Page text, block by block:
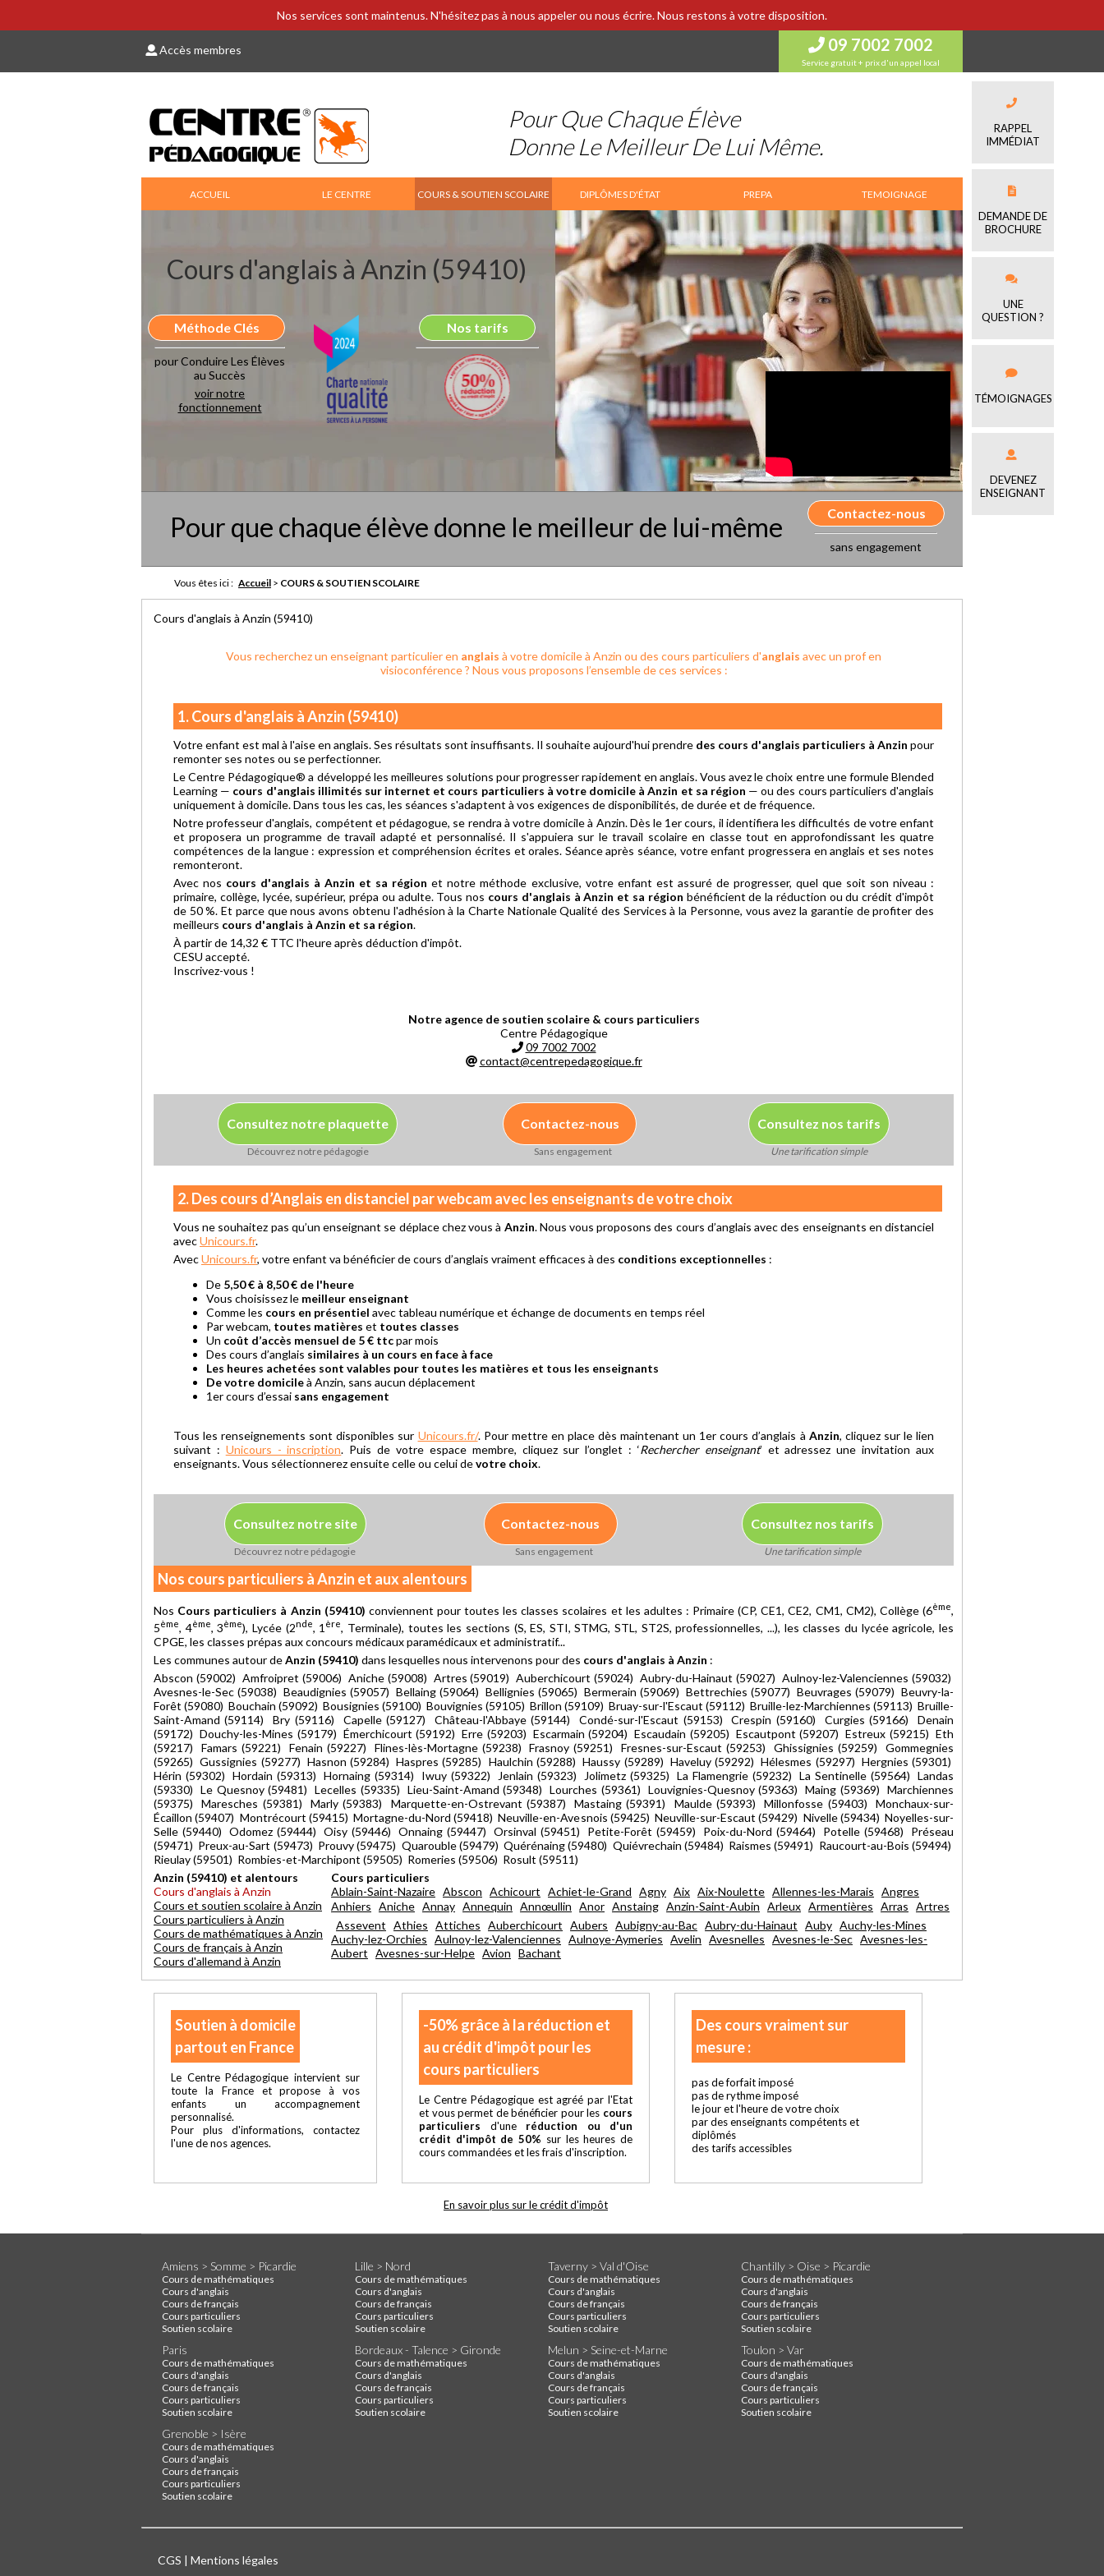
Nos services sont maintenus. N'hésitez pas à nous appeler ou nous écrire. Nous restons à votre disposition.
Accès membres 09 7002 7002
Service gratuit + prix d'un appel local
Pour Que Chaque Élève
Donne Le Meilleur De Lui Même.
ACCUEIL LE CENTRE COURS & SOUTIEN SCOLAIRE DIPLÔMES D'ÉTAT PREPA TEMOIGNAGE
RAPPEL
IMMÉDIAT
DEMANDE DE
BROCHURE
UNE
QUESTION ?
TÉMOIGNAGES
DEVENEZ
ENSEIGNANT
Cours d'anglais à Anzin (59410)
Méthode Clés
pour Conduire Les Élèves
au Succès
voir notre
fonctionnement
Nos tarifs
Pour que chaque élève donne le meilleur de lui-même Contactez-nous
sans engagement
Vous êtes ici : Accueil > COURS & SOUTIEN SCOLAIRE
Cours d'anglais à Anzin (59410)
Vous recherchez un enseignant particulier en anglais à votre domicile à Anzin ou des cours particuliers d'anglais avec un prof en
visioconférence ? Nous vous proposons l’ensemble de ces services :
1. Cours d'anglais à Anzin (59410)
Votre enfant est mal à l'aise en anglais. Ses résultats sont insuffisants. Il souhaite aujourd'hui prendre des cours d'anglais particuliers à Anzin pour
remonter ses notes ou se perfectionner.
Le Centre Pédagogique® a développé les meilleures solutions pour progresser rapidement en anglais. Vous avez le choix entre une formule Blended
Learning — cours d'anglais illimités sur internet et cours particuliers à votre domicile à Anzin et sa région — ou des cours particuliers d'anglais
uniquement à domicile. Dans tous les cas, les séances s'adaptent à vos exigences de disponibilités, de durée et de fréquence.
Notre professeur d'anglais, compétent et pédagogue, se rendra à votre domicile à Anzin. Dès le 1er cours, il identifiera les difficultés de votre enfant
et proposera un programme de travail adapté et personnalisé. Il s'appuiera sur le travail scolaire en classe tout en approfondissant les quatre
compétences de la langue : expression et compréhension écrites et orales. Séance après séance, votre enfant progressera en anglais et ses notes
remonteront.
Avec nos cours d'anglais à Anzin et sa région et notre méthode exclusive, votre enfant est assuré de progresser, quel que soit son niveau :
primaire, collège, lycée, supérieur, prépa ou adulte. Tous nos cours d'anglais à Anzin et sa région bénéficient de la réduction ou du crédit d'impôt
de 50 %. Et parce que nous avons obtenu l'adhésion à la Charte Nationale Qualité des Services à la Personne, vous avez la garantie de profiter des
meilleurs cours d'anglais à Anzin et sa région.
À partir de 14,32 € TTC l'heure après déduction d'impôt.
CESU accepté.
Inscrivez-vous !
Notre agence de soutien scolaire & cours particuliers
Centre Pédagogique
09 7002 7002
contact@centrepedagogique.fr
Consultez notre plaquette
Découvrez notre pédagogie
Contactez-nous
Sans engagement
Consultez nos tarifs
Une tarification simple
2. Des cours d’Anglais en distanciel par webcam avec les enseignants de votre choix
Vous ne souhaitez pas qu’un enseignant se déplace chez vous à Anzin. Nous vous proposons des cours d’anglais avec des enseignants en distanciel
avecUnicours.fr.
AvecUnicours.fr, votre enfant va bénéficier de cours d’anglais vraiment efficaces à des conditions exceptionnelles :
De 5,50 € à 8,50 € de l'heure
Vous choisissez le meilleur enseignant
Comme les cours en présentiel avec tableau numérique et échange de documents en temps réel
Par webcam, toutes matières et toutes classes
Un coût d’accès mensuel de 5 € ttcpar mois
Des cours d’anglais similaires à un cours en face à face
Les heures achetées sont valables pour toutes les matières et tous les enseignants
De votre domicileà Anzin, sans aucun déplacement
1er cours d’essai sans engagement
Tous les renseignements sont disponibles sur Unicours.fr/. Pour mettre en place dès maintenant un 1er cours d’anglais à Anzin, cliquez sur le lien
suivant : Unicours - inscription. Puis de votre espace membre, cliquez sur l’onglet : ‘Rechercher enseignant’ et adressez une invitation aux
enseignants. Vous sélectionnerez ensuite celle ou celui devotre choix.
Consultez notre site
Découvrez notre pédagogie
Contactez-nous
Sans engagement
Consultez nos tarifs
Une tarification simple
Nos cours particuliers à Anzin et aux alentours
Nos Cours particuliers à Anzin (59410) conviennent pour toutes les classes scolaires et les adultes : Primaire (CP, CE1, CE2, CM1, CM2), Collège (6ème,
5ème, 4ème, 3ème), Lycée (2nde, 1 ère, Terminale), toutes les sections (S, ES, STI, STMG, STL, ST2S, professionnelles, ...), les classes du lycée agricole, les
CPGE, les classes prépas aux concours médicaux paramédicaux et administratif...
Les communes autour deAnzin (59410) dans lesquelles nous intervenons pour des cours d'anglais à Anzin :
Abscon (59002) Amfroipret (59006) Aniche (59008) Artres (59019) Auberchicourt (59024) Aubry-du-Hainaut (59027) Aulnoy-lez-Valenciennes (59032)
Avesnes-le-Sec (59038) Beaudignies (59057) Bellaing (59064) Bellignies (59065) Bermerain (59069) Bettrechies (59077) Beuvrages (59079) Beuvry-la-
Forêt (59080) Bouchain (59092) Bousignies (59100) Bouvignies (59105) Brillon (59109) Bruay-sur-l'Escaut (59112) Bruille-lez-Marchiennes (59113) Bruille-
Saint-Amand (59114) Bry (59116) Capelle (59127) Château-l'Abbaye (59144) Condé-sur-l'Escaut (59153) Crespin (59160) Curgies (59166) Denain
(59172) Douchy-les-Mines (59179) Émerchicourt (59192) Erre (59203) Escarmain (59204) Escaudain (59205) Escautpont (59207) Estreux (59215) Eth
(59217) Famars (59221) Fenain (59227) Flines-lès-Mortagne (59238) Frasnoy (59251) Fresnes-sur-Escaut (59253) Ghissignies (59259) Gommegnies
(59265) Gussignies (59277) Hasnon (59284) Haspres (59285) Haulchin (59288) Haussy (59289) Haveluy (59292) Hélesmes (59297) Hergnies (59301)
Hérin (59302) Hordain (59313) Hornaing (59314) Iwuy (59322) Jenlain (59323) Jolimetz (59325) La Flamengrie (59232) La Sentinelle (59564) Landas
(59330) Le Quesnoy (59481) Lecelles (59335) Lieu-Saint-Amand (59348) Lourches (59361) Louvignies-Quesnoy (59363) Maing (59369) Marchiennes
(59375) Maresches (59381) Marly (59383) Marquette-en-Ostrevant (59387) Mastaing (59391) Maulde (59393) Millonfosse (59403) Monchaux-sur-
Écaillon (59407) Montrécourt (59415) Mortagne-du-Nord (59418) Neuville-en-Avesnois (59425) Neuville-sur-Escaut (59429) Nivelle (59434) Noyelles-sur-
Selle (59440) Odomez (59444) Oisy (59446) Onnaing (59447) Orsinval (59451) Petite-Forêt (59459) Poix-du-Nord (59464) Potelle (59468) Préseau
(59471) Preux-au-Sart (59473) Prouvy (59475) Quarouble (59479) Quérénaing (59480) Quiévrechain (59484) Raismes (59491) Raucourt-au-Bois (59494)
Rieulay (59501) Rombies-et-Marchipont (59505) Romeries (59506) Rosult (59511)
Anzin (59410) et alentours
Cours d'anglais à Anzin
Cours et soutien scolaire à Anzin
Cours particuliers à Anzin
Cours de mathématiques à Anzin
Cours de français à Anzin
Cours d'allemand à Anzin
Cours particuliers
Ablain-Saint-Nazaire Abscon Achicourt Achiet-le-Grand Agny Aix Aix-Noulette Allennes-les-Marais Angres
Anhiers Aniche Annay Annequin Annœullin Anor Anstaing Anzin-Saint-Aubin Arleux Armentières Arras Artres
Assevent Athies Attiches Auberchicourt Aubers Aubigny-au-Bac Aubry-du-Hainaut Auby Auchy-les-Mines
Auchy-lez-Orchies Aulnoy-lez-Valenciennes Aulnoye-Aymeries Avelin Avesnelles Avesnes-le-Sec Avesnes-les-
Aubert Avesnes-sur-Helpe Avion Bachant
Soutien à domicile
partout en France
Le Centre Pédagogique intervient sur
toute la France et propose à vos
enfants un accompagnement
personnalisé.
Pour plus d'informations, contactez
l'une de nos agences.
-50% grâce à la réduction et
au crédit d'impôt pour les
cours particuliers
Le Centre Pédagogique est agréé par l'Etat
et vous permet de bénéficier pour les cours
particuliers d'une réduction ou d'un
crédit d'impôt de 50% sur les heures de
cours commandées et les frais d'inscription.
En savoir plus sur le crédit d'impôt
Des cours vraiment sur
mesure :
pas de forfait imposé
pas de rythme imposé
le jour et l'heure de votre choix
par des enseignants compétents et
diplômés
des tarifs accessibles
Amiens > Somme > Picardie
Cours de mathématiques
Cours d'anglais
Cours de français
Cours particuliers
Soutien scolaire
Lille > Nord
Cours de mathématiques
Cours d'anglais
Cours de français
Cours particuliers
Soutien scolaire
Taverny > Val d'Oise
Cours de mathématiques
Cours d'anglais
Cours de français
Cours particuliers
Soutien scolaire
Chantilly > Oise > Picardie
Cours de mathématiques
Cours d'anglais
Cours de français
Cours particuliers
Soutien scolaire
Paris
Cours de mathématiques
Cours d'anglais
Cours de français
Cours particuliers
Soutien scolaire
Bordeaux - Talence > Gironde
Cours de mathématiques
Cours d'anglais
Cours de français
Cours particuliers
Soutien scolaire
Melun > Seine-et-Marne
Cours de mathématiques
Cours d'anglais
Cours de français
Cours particuliers
Soutien scolaire
Toulon > Var
Cours de mathématiques
Cours d'anglais
Cours de français
Cours particuliers
Soutien scolaire
Grenoble > Isère
Cours de mathématiques
Cours d'anglais
Cours de français
Cours particuliers
Soutien scolaire
CGS | Mentions légales